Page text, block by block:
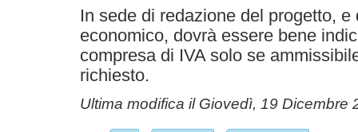
In sede di redazione del progetto,
economico, dovrà essere bene
compresa di IVA solo se
richiesto.
Ultima modifica il Giovedì, 19 Dicembre